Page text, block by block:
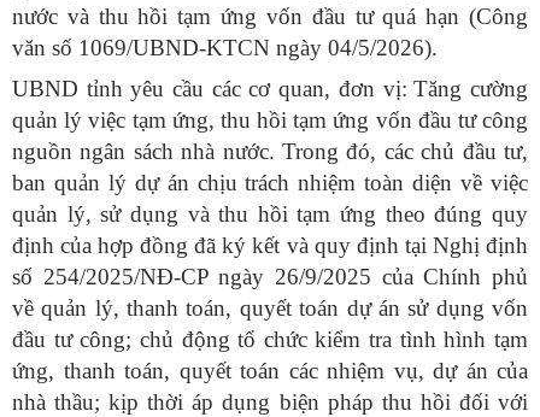
nước và thu hồi tạm ứng vốn đầu tư quá hạn (Công
văn số 1069/UBND-KTCN ngày 04/5/2026).
UBND tỉnh yêu cầu các cơ quan, đơn vị: Tăng cường
quản lý việc tạm ứng, thu hồi tạm ứng vốn đầu tư công
nguồn ngân sách nhà nước. Trong đó, các chủ đầu tư,
ban quản lý dự án chịu trách nhiệm toàn diện về việc
quản lý, sử dụng và thu hồi tạm ứng theo đúng quy
định của hợp đồng đã ký kết và quy định tại Nghị định
số 254/2025/NĐ-CP ngày 26/9/2025 của Chính phủ
về quản lý, thanh toán, quyết toán dự án sử dụng vốn
đầu tư công; chủ động tổ chức kiểm tra tình hình tạm
ứng, thanh toán, quyết toán các nhiệm vụ, dự án của
nhà thầu; kịp thời áp dụng biện pháp thu hồi đối với